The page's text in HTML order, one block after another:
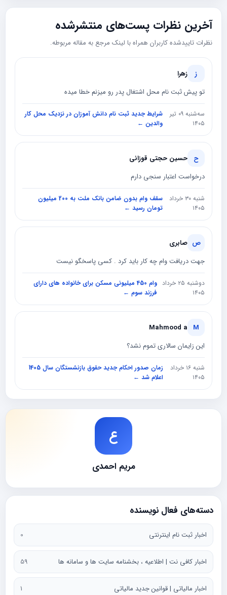
آخرین نظرات پست‌های منتشرشده
نظرات تاییدشده کاربران همراه با لینک مرجع به مقاله مربوطه.
ز
زهرا
تو پیش ثبت نام محل اشتغال پدر رو میزنم خطا میده
سه‌شنبه ۰۹ تیر
۱۴۰۵
شرایط جدید ثبت نام دانش آموزان در نزدیک محل کار
والدین ←
ح
حسین حجتی قوزانی
درخواست اعتبار سنجی دارم
شنبه ۳۰ خرداد
۱۴۰۵
سقف وام بدون ضامن بانک ملت به 200 میلیون
تومان رسید ←
ص صابری
جهت دریافت وام چه کار باید کرد . کسی پاسخگو نیست
دوشنبه ۲۵ خرداد
۱۴۰۵
وام 450 میلیونی مسکن برای خانواده های دارای
فرزند سوم ←
M
Mahmood a
این زایمان سالاری تموم نشد؟
شنبه ۱۶ خرداد
۱۴۰۵
زمان صدور احکام جدید حقوق بازنشستگان سال 1405
اعلام شد ←
ع
مریم احمدی
دسته‌های فعال نویسنده
اخبار ثبت نام اینترنتی 0
اخبار کافی نت | اطلاعیه ، بخشنامه سایت ها و سامانه ها 59
اخبار مالیاتی | قوانین جدید مالیاتی 1